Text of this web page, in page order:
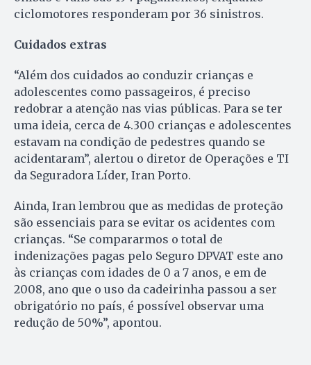
ciclomotores responderam por 36 sinistros.
Cuidados extras
“Além dos cuidados ao conduzir crianças e
adolescentes como passageiros, é preciso
redobrar a atenção nas vias públicas. Para se ter
uma ideia, cerca de 4.300 crianças e adolescentes
estavam na condição de pedestres quando se
acidentaram”, alertou o diretor de Operações e TI
da Seguradora Líder, Iran Porto.
Ainda, Iran lembrou que as medidas de proteção
são essenciais para se evitar os acidentes com
crianças. “Se compararmos o total de
indenizações pagas pelo Seguro DPVAT este ano
às crianças com idades de 0 a 7 anos, e em de
2008, ano que o uso da cadeirinha passou a ser
obrigatório no país, é possível observar uma
redução de 50%”, apontou.